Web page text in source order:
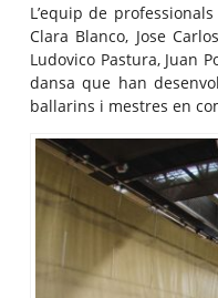
L’equip de
Clara Blanco, Jose
Ludovico Pastura, Juan
dansa que han
ballarins i mestres en